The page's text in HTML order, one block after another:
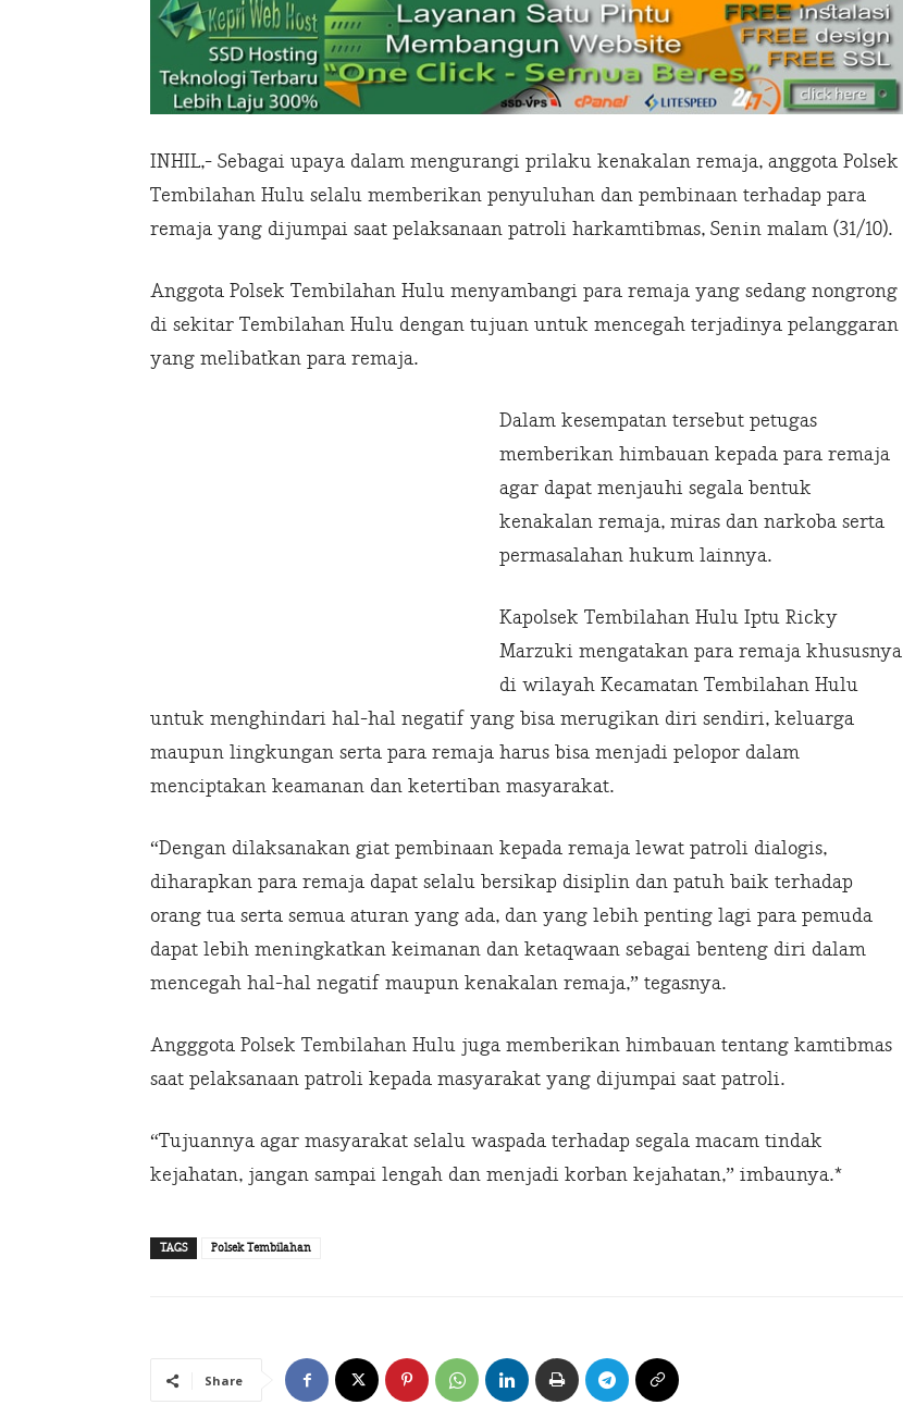
INHIL,- Sebagai upaya dalam mengurangi prilaku kenakalan remaja, anggota Polsek
Tembilahan Hulu selalu memberikan penyuluhan dan pembinaan terhadap para
remaja yang dijumpai saat pelaksanaan patroli harkamtibmas, Senin malam (31/10).
Anggota Polsek Tembilahan Hulu menyambangi para remaja yang sedang nongrong
di sekitar Tembilahan Hulu dengan tujuan untuk mencegah terjadinya pelanggaran
yang melibatkan para remaja.
Dalam kesempatan tersebut petugas
memberikan himbauan kepada para remaja
agar dapat menjauhi segala bentuk
kenakalan remaja, miras dan narkoba serta
permasalahan hukum lainnya.
Kapolsek Tembilahan Hulu Iptu Ricky
Marzuki mengatakan para remaja khususnya
di wilayah Kecamatan Tembilahan Hulu
untuk menghindari hal-hal negatif yang bisa merugikan diri sendiri, keluarga
maupun lingkungan serta para remaja harus bisa menjadi pelopor dalam
menciptakan keamanan dan ketertiban masyarakat.
“Dengan dilaksanakan giat pembinaan kepada remaja lewat patroli dialogis,
diharapkan para remaja dapat selalu bersikap disiplin dan patuh baik terhadap
orang tua serta semua aturan yang ada, dan yang lebih penting lagi para pemuda
dapat lebih meningkatkan keimanan dan ketaqwaan sebagai benteng diri dalam
mencegah hal-hal negatif maupun kenakalan remaja,” tegasnya.
Angggota Polsek Tembilahan Hulu juga memberikan himbauan tentang kamtibmas
saat pelaksanaan patroli kepada masyarakat yang dijumpai saat patroli.
“Tujuannya agar masyarakat selalu waspada terhadap segala macam tindak
kejahatan, jangan sampai lengah dan menjadi korban kejahatan,” imbaunya.*
TAGS Polsek Tembilahan
Share